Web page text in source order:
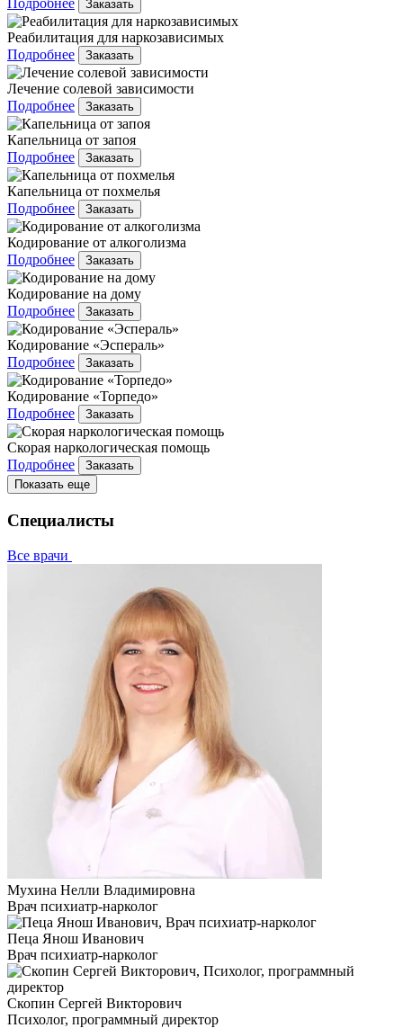
Подробнее Заказать
Реабилитация для наркозависимых
Подробнее
Заказать
Лечение солевой зависимости
Подробнее
Заказать
Капельница от запоя
Подробнее
Заказать
Капельница от похмелья
Подробнее
Заказать
Кодирование от алкоголизма
Подробнее
Заказать
Кодирование на дому
Подробнее
Заказать
Кодирование «Эспераль»
Подробнее
Заказать
Кодирование «Торпедо»
Подробнее
Заказать
Скорая наркологическая помощь
Подробнее
Заказать
Показать еще
Специалисты
Все врачи
Мухина Нелли Владимировна
Врач психиатр-нарколог
Пеца Янош Иванович
Врач психиатр-нарколог
Скопин Сергей Викторович
Психолог, программный директор